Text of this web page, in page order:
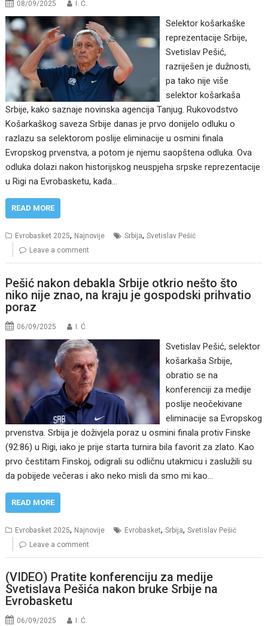
08/09/2025 I. Ć.
Selektor košarkaške
reprezentacije Srbije,
Svetislav Pešić,
razriješen je dužnosti,
pa tako nije više
selektor košarkaša
Srbije, kako saznaje novinska agencija Tanjug. Rukovodstvo
Košarkaškog saveza Srbije danas je prvo donijelo odluku o
razlazu sa selektorom poslije eliminacije u osmini finala
Evropskog prvenstva, a potom je njemu saopštena odluka. Ova
odluka dolazi nakon historijskog neuspjeha srpske reprezentacije
u Rigi na Evrobasketu, kada…
READ MORE
Evrobasket 2025, Najnovije Srbija,Svetislav Pešić
Leave a comment
Pešić nakon debakla Srbije otkrio nešto što
niko nije znao, na kraju je gospodski prihvatio
poraz
06/09/2025 I. Ć.
Svetislav Pešić, selektor
košarkaša Srbije,
obratio se na
konferenciji za medije
poslije neočekivane
eliminacije sa Evropskog
prvenstva. Srbija je doživjela poraz u osmini finala protiv Finske
(92:86) u Rigi, iako je prije starta turnira bila favorit za zlato. Kao
prvo čestitam Finskoj, odigrali su odličnu utakmicu i zaslužili su
da pobijede večeras i ako neko misli da smo mi kao…
READ MORE
Evrobasket 2025, Najnovije Evrobasket,Srbija,Svetislav Pešić
Leave a comment
(VIDEO) Pratite konferenciju za medije
Svetislava Pešića nakon bruke Srbije na
Evrobasketu
06/09/2025 I. Ć.